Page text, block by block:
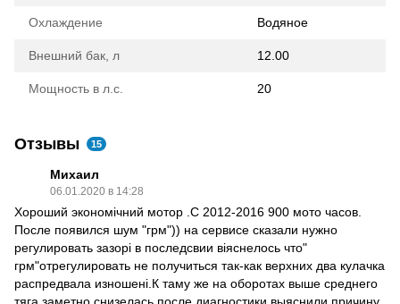
Охлаждение Водяное
Внешний бак, л 12.00
Мощность в л.с. 20
Отзывы 15
Михаил
06.01.2020 в 14:28
Хороший экономічний мотор .С 2012-2016 900 мото часов.
После появился шум "грм")) на сервисе сказали нужно
регулировать зазорі в последсвии віяснелось что"
грм"отрегулировать не получиться так-как верхних два кулачка
распредвала изношені.К таму же на оборотах выше среднего
тяга заметно снизелась,после диагностики выяснили причину